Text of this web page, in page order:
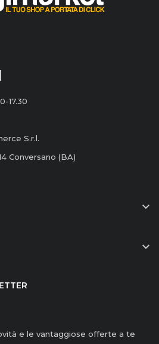
17.30
S.r.l.
Conversano (BA)


e le vantaggiose offerte a te